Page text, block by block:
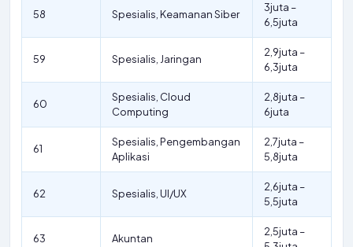
58 Spesialis, Keamanan Siber
3juta –
6,5juta
59 Spesialis, Jaringan
2,9juta –
6,3juta
60
Spesialis, Cloud
Computing
2,8juta –
6juta
61
Spesialis, Pengembangan
Aplikasi
2,7juta –
5,8juta
62 Spesialis, UI/UX
2,6juta –
5,5juta
63 Akuntan
2,5juta –